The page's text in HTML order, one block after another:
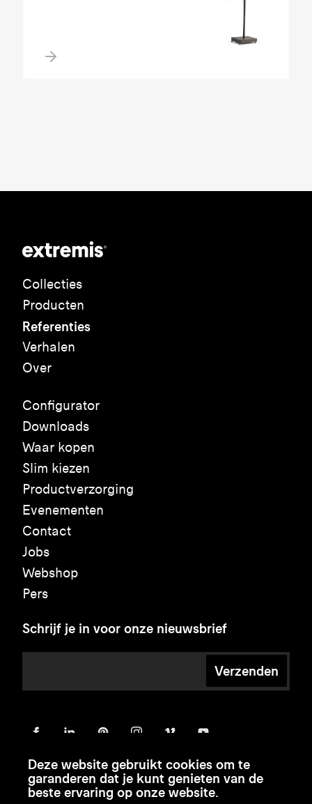
Collecties
Producten
Referenties
Verhalen
Over
Configurator
Downloads
Waar kopen
Slim kiezen
Productverzorging
Evenementen
Contact
Jobs
Webshop
Pers
Schrijf je in voor onze nieuwsbrief
Verzenden
Deze website gebruikt cookies om te
garanderen dat je kunt genieten van de
beste ervaring op onze website.